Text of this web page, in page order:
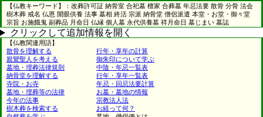
【仏教キーワード】：改葬許可証 納骨室 合祀墓 檀家 合葬墓 年忌法要 散骨 分骨 法会
樹木葬 戒名 仏恩 開眼供養 法事 墓相 終活 宗派 納骨堂 僧侶派遣 本堂・お堂・御々堂
宗旨 お施餓鬼 副葬品 月命日 仏縁 個人墓 永代供養墓 祥月命日 墓じまい 墓誌
クリックして追加情報を開く
【仏教関連用語】
散骨を理解する
行年・享年の計算
親鸞聖人を考える
御朱印について学ぶ
墓地・埋葬法律規則
中陰・年忌一覧表
納骨堂を理解する
行年・享年一覧表
寺院・お寺
年忌・回忌法要計算
墓地・埋葬等の法律
お墓・墓地の情報
今年の法事
宗教法人法
樹木葬を検索する
お経って何？